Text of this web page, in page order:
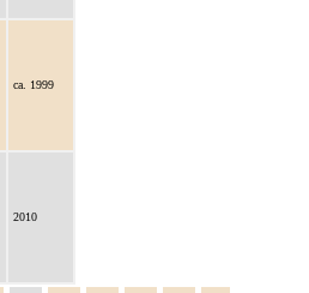
ca. 1999
2010